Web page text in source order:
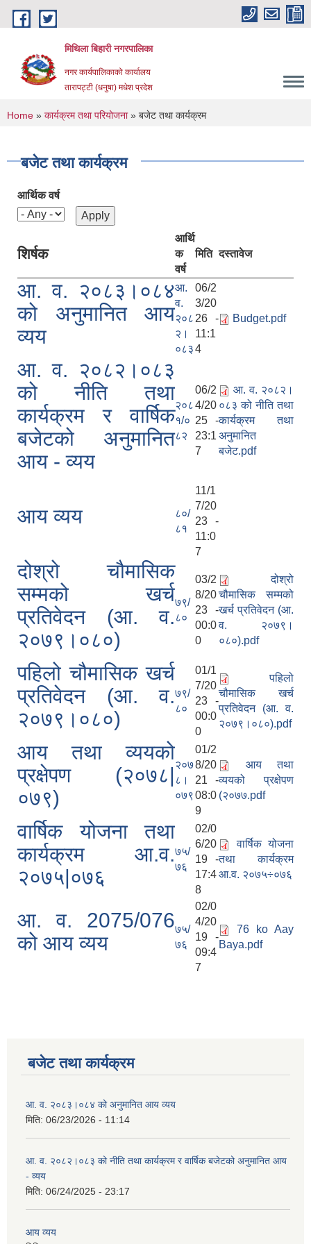
Skip to main content
मिथिला बिहारी नगरपालिका
नगर कार्यपालिकाको कार्यालय
तारापट्टी (धनुषा) मधेश प्रदेश
You are here
Home » कार्यक्रम तथा परियोजना» बजेट तथा कार्यक्रम
बजेट तथा कार्यक्रम
आर्थिक वर्ष
शिर्षक
आर्थि
क
वर्ष
मिति दस्तावेज
आ. व. २०८३।०८४
को अनुमानित आय
व्यय
आ.
व.
२०८
२।
०८३
06/2
3/20
26 -
11:1
4
Budget.pdf
आ. व. २०८२।०८३
को नीति तथा
कार्यक्रम र वार्षिक
बजेटको अनुमानित
आय - व्यय
२०८
१/०
८२
06/2
4/20
25 -
23:1
7
आ. व. २०८२।
०८३ को नीति तथा
कार्यक्रम तथा
अनुमानित
बजेट.pdf
आय व्यय
८०/
८१
11/1
7/20
23 -
11:0
7
दोश्रो चौमासिक
सम्मको खर्च
प्रतिवेदन (आ. व.
२०७९।०८०)
७९/
८०
03/2
8/20
23 -
00:0
0
दोश्रो
चौमासिक सम्मको
खर्च प्रतिवेदन (आ.
व. २०७९।
०८०).pdf
पहिलो चौमासिक खर्च
प्रतिवेदन (आ. व.
२०७९।०८०)
७९/
८०
01/1
7/20
23 -
00:0
0
पहिलो
चौमासिक खर्च
प्रतिवेदन (आ. व.
२०७९।०८०).pdf
आय तथा व्ययको
प्रक्षेपण (२०७८|
०७९)
२०७
८।
०७९
01/2
8/20
21 -
08:0
9
आय तथा
व्ययको प्रक्षेपण
(२०७७.pdf
वार्षिक योजना तथा
कार्यक्रम आ.व.
२०७५|०७६
७५/
७६
02/0
6/20
19 -
17:4
8
वार्षिक योजना
तथा कार्यक्रम
आ.व. २०७५÷०७६
आ. व. 2075/076
को आय व्यय
७५/
७६
02/0
4/20
19 -
09:4
7
76 ko Aay
Baya.pdf
बजेट तथा कार्यक्रम
आ. व. २०८३।०८४ को अनुमानित आय व्यय
मिति: 06/23/2026 - 11:14
आ. व. २०८२।०८३ को नीति तथा कार्यक्रम र वार्षिक बजेटको अनुमानित आय
- व्यय
मिति: 06/24/2025 - 23:17
आय व्यय